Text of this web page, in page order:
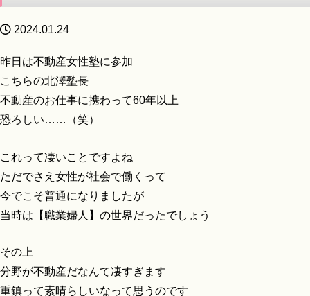
2024.01.24
昨日は不動産女性塾に参加
こちらの北澤塾長
不動産のお仕事に携わって60年以上
恐ろしい……（笑）
これって凄いことですよね
ただでさえ女性が社会で働くって
今でこそ普通になりましたが
当時は【職業婦人】の世界だったでしょう
その上
分野が不動産だなんて凄すぎます
重鎮って素晴らしいなって思うのです